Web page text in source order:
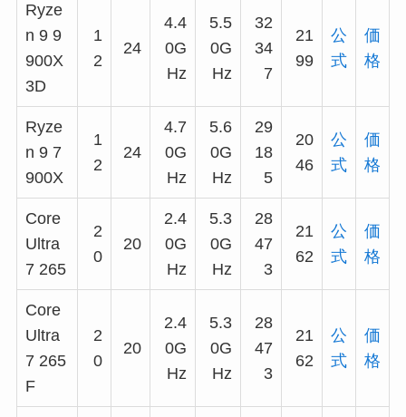
Ryze
n 9 9
900X
3D
1
2
24
4.4
0G
Hz
5.5
0G
Hz
32
34
7
21
99
公
式
価
格
Ryze
n 9 7
900X
1
2
24
4.7
0G
Hz
5.6
0G
Hz
29
18
5
20
46
公
式
価
格
Core
Ultra
7 265
2
0
20
2.4
0G
Hz
5.3
0G
Hz
28
47
3
21
62
公
式
価
格
Core
Ultra
7 265
F
2
0
20
2.4
0G
Hz
5.3
0G
Hz
28
47
3
21
62
公
式
価
格